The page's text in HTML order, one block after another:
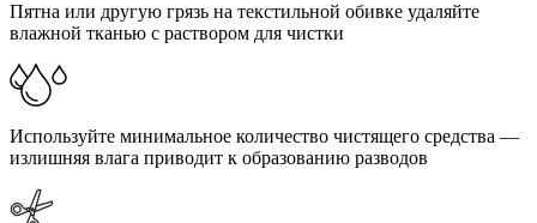
Пятна или другую грязь на текстильной обивке удаляйте
влажной тканью с раствором для чистки
Используйте минимальное количество чистящего средства —
излишняя влага приводит к образованию разводов